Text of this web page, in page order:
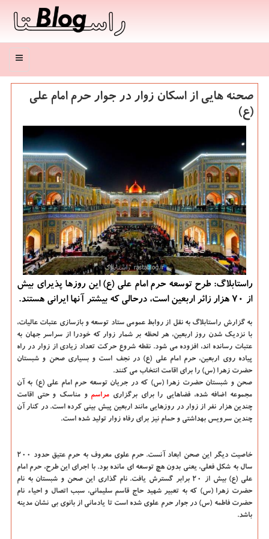
منو
صحنه هایی از اسکان زوار در جوار حرم امام علی
(ع)
راستابلاگ: طرح توسعه حرم امام علی (ع) این روزها پذیرای بیش
از 70 هزار زائر اربعین است، درحالی که بیشتر آنها ایرانی هستند.
به گزارش راستابلاگ به نقل از روابط عمومی ستاد توسعه و بازسازی عتبات عالیات،
با نزدیک شدن روز اربعین، هر لحظه بر شمار زوار که خودرا از سراسر جهان به
عتبات رسانده اند، افزوده می شود. نقطه شروع حرکت تعداد زیادی از زوار در راه
پیاده روی اربعین، حرم امام علی (ع) در نجف است و بسیاری صحن و شبستان
حضرت زهرا (س) را برای اقامت انتخاب می کنند.
صحن و شبستان حضرت زهرا (س) که در جریان توسعه حرم امام علی (ع) به آن
مجموعه اضافه شده، فضاهایی را برای برگزاری مراسم و مناسک و حتی اقامت
چندین هزار نفر از زوار در روزهایی مانند اربعین پیش بینی کرده است. در کنار آن
چندین سرویس بهداشتی و حمام نیز برای رفاه زوار تولید شده است.
خاصیت دیگر این صحن ابعاد آنست. حرم علوی معروف به حرم عتیق حدود ۲۰۰
سال به شکل فعلی، یعنی بدون هچ توسعه ای مانده بود. با اجرای این طرح، حرم امام
علی (ع) بیش از ۲۰ برابر گسترش یافت. نام گذاری این صحن و شبستان به نام
حضرت زهرا (س) که به تعبیر شهید حاج قاسم سلیمانی، سبب اتصال و احیاء نام
حضرت فاطمه (س) در جوار حرم علوی شده است تا یادمانی از بانوی بی نشان مدینه
باشد.